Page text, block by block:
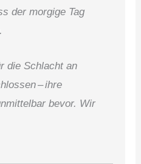
der morgige Tag
die Schlacht an
– ihre
bevor. Wir